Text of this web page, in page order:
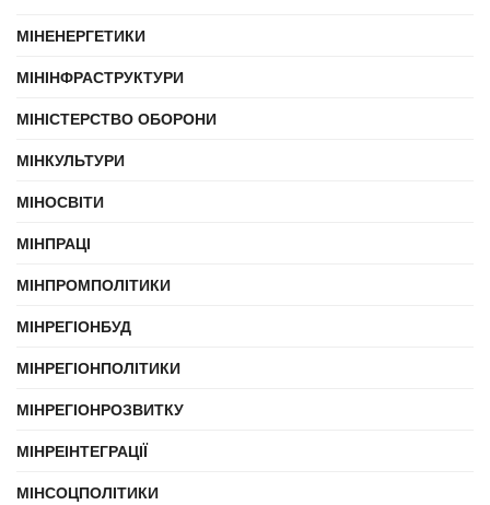
МІНЕНЕРГЕТИКИ
МІНІНФРАСТРУКТУРИ
МІНІСТЕРСТВО ОБОРОНИ
МІНКУЛЬТУРИ
МІНОСВІТИ
МІНПРАЦІ
МІНПРОМПОЛІТИКИ
МІНРЕГІОНБУД
МІНРЕГІОНПОЛІТИКИ
МІНРЕГІОНРОЗВИТКУ
МІНРЕІНТЕГРАЦІЇ
МІНСОЦПОЛІТИКИ